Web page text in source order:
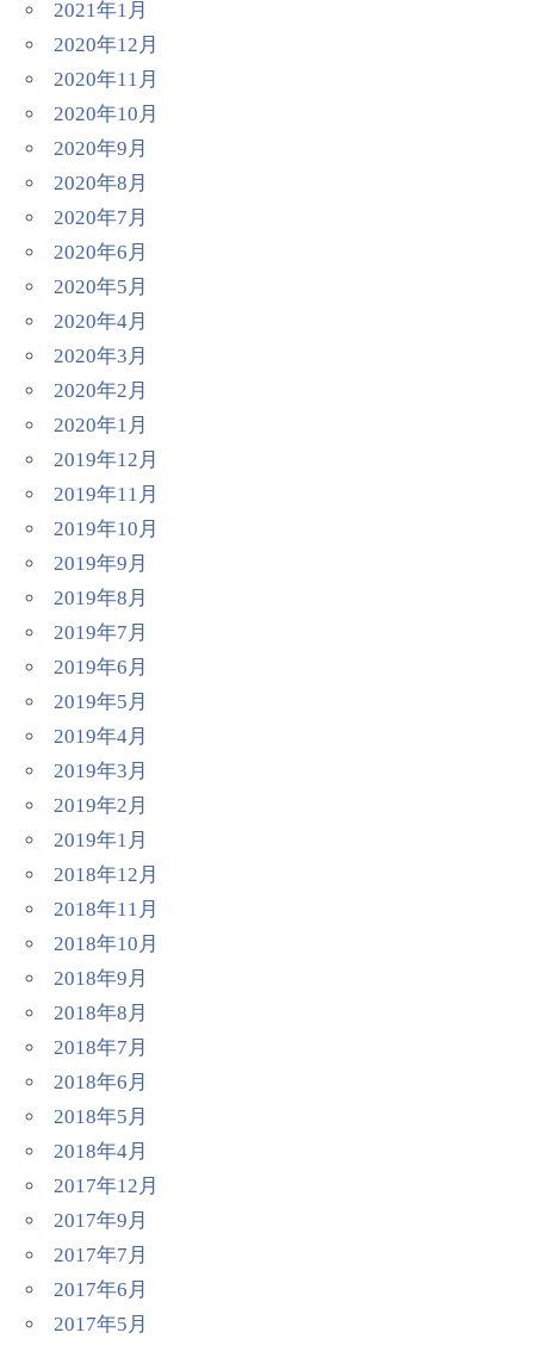
2021年1月
2020年12月
2020年11月
2020年10月
2020年9月
2020年8月
2020年7月
2020年6月
2020年5月
2020年4月
2020年3月
2020年2月
2020年1月
2019年12月
2019年11月
2019年10月
2019年9月
2019年8月
2019年7月
2019年6月
2019年5月
2019年4月
2019年3月
2019年2月
2019年1月
2018年12月
2018年11月
2018年10月
2018年9月
2018年8月
2018年7月
2018年6月
2018年5月
2018年4月
2017年12月
2017年9月
2017年7月
2017年6月
2017年5月